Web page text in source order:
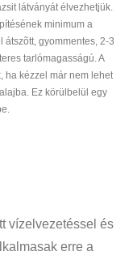
látványát élvezhetjük.
minimum a
átszõtt, gyommentes, 2-3
tarlómagasságú. A
ha kézzel már nem lehet
Ez körülbelül egy
vízelvezetéssel és
erre a